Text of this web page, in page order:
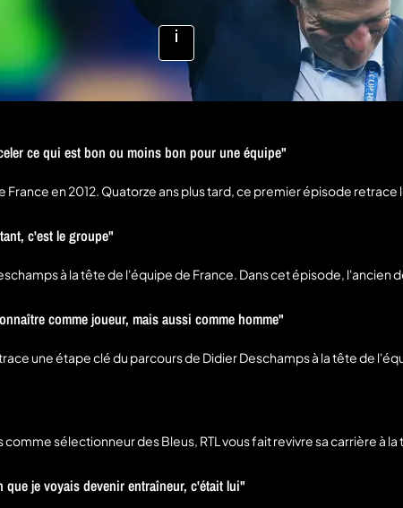
plus
d'infos
ce qui est bon ou moins bon pour une équipe"
en 2012. Quatorze ans plus tard, ce premier épisode
clair, des attentes précises, une forte exigence et une capacité
la pression avant l'Euro 2016 ou encore son rôle assumé de
c'est le groupe"
à la tête de l'équipe de France. Dans cet épisode, l'ancien
puis sur la
décrit un entraîneur capable de créer de la confiance, de
la finale de l'Euro 2016 perdue face au Portugal, sur la
comme joueur, mais aussi comme homme"
une étape clé du parcours de Didier Deschamps à la tête de
qu'au joueur,
en puissance de leur relation, puis son installation durable en
du staff a accompagné l'ascension des Bleus jusqu'au titre
sélectionneur des Bleus, RTL vous fait revivre sa carrière à
je voyais devenir entraîneur, c'était lui"